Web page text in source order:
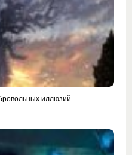
иллюзий.